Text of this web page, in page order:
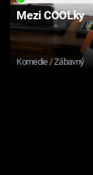
Mezi COOLky
Komedie / Zábavný